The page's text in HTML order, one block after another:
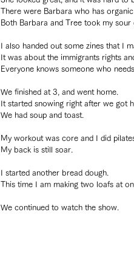
There were Barbara who has
Both Barbara and Tree took my sour
I also handed out some zines that I
It was about the immigrants rights
Everyone knows someone who
We finished at 3, and went home.
It started snowing right after we got
We had soup and toast.
My workout was core and I did
My back is still soar.
I started another bread dough.
This time I am making two loafs at
We continued to watch the show.